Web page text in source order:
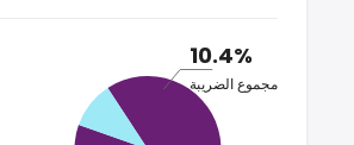
10.4%
مجموع الضريبة